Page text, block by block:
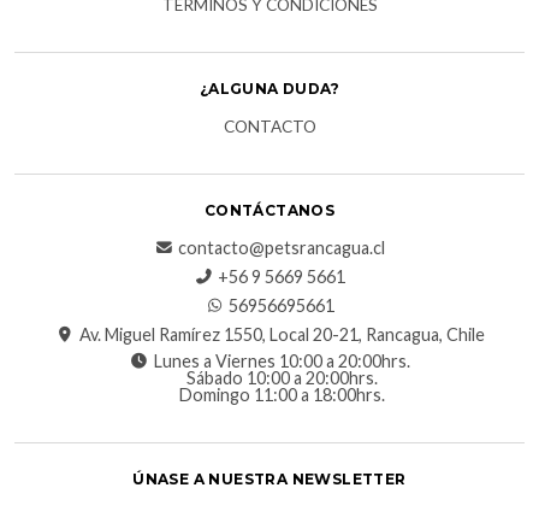
TÉRMINOS Y CONDICIONES
¿ALGUNA DUDA?
CONTACTO
CONTÁCTANOS
contacto@petsrancagua.cl
‪+56 9 5669 5661‬
56956695661‬
Av. Miguel Ramírez 1550, Local 20-21, Rancagua, Chile
Lunes a Viernes 10:00 a 20:00hrs.
Sábado 10:00 a 20:00hrs.
Domingo 11:00 a 18:00hrs.
ÚNASE A NUESTRA NEWSLETTER